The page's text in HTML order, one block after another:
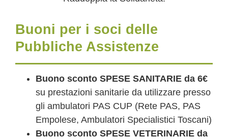
Buoni per i soci delle
Pubbliche Assistenze
Buono sconto SPESE SANITARIE da 6€
su prestazioni sanitarie da utilizzare presso
gli ambulatori PAS CUP (Rete PAS, PAS
Empolese, Ambulatori Specialistici Toscani)
Buono sconto SPESE VETERINARIE da